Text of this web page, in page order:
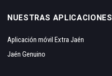
NUESTRAS APLICACIONES
Aplicación móvil Extra Jaén
Jaén Genuino